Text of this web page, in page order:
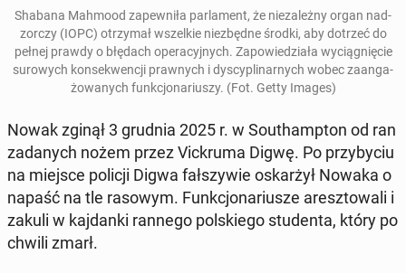
Shabana Mahmood za­pew­ni­ła par­la­ment, że nie­za­leż­ny organ nad­
zor­czy (IOPC) otrzy­mał wszel­kie nie­zbęd­ne środki, aby dotrzeć do
pełnej prawdy o błędach ope­ra­cyj­nych. Za­po­wie­dzia­ła wy­cią­gnię­cie
su­ro­wych kon­se­kwen­cji praw­nych i dys­cy­pli­nar­nych wobec za­an­ga­
żo­wa­nych funk­cjo­na­riu­szy. (Fot. Getty Images)
Nowak zginął 3 grudnia 2025 r. w So­uthamp­ton od ran
za­da­nych nożem przez Vic­kru­ma Digwę. Po przy­by­ciu
na miejsce policji Digwa fał­szy­wie oskar­żył Nowaka o
napaść na tle rasowym. Funk­cjo­na­riu­sze aresz­to­wa­li i
zakuli w kaj­dan­ki rannego pol­skie­go stu­den­ta, który po
chwili zmarł.